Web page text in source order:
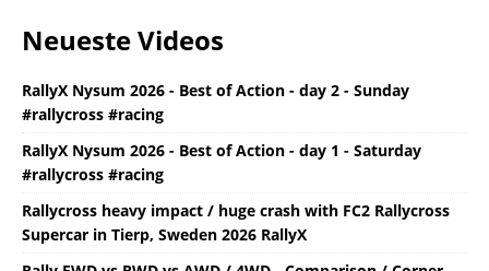
Neueste Videos
RallyX Nysum 2026 - Best of Action - day 2 - Sunday
#rallycross #racing
RallyX Nysum 2026 - Best of Action - day 1 - Saturday
#rallycross #racing
Rallycross heavy impact / huge crash with FC2 Rallycross
Supercar in Tierp, Sweden 2026 RallyX